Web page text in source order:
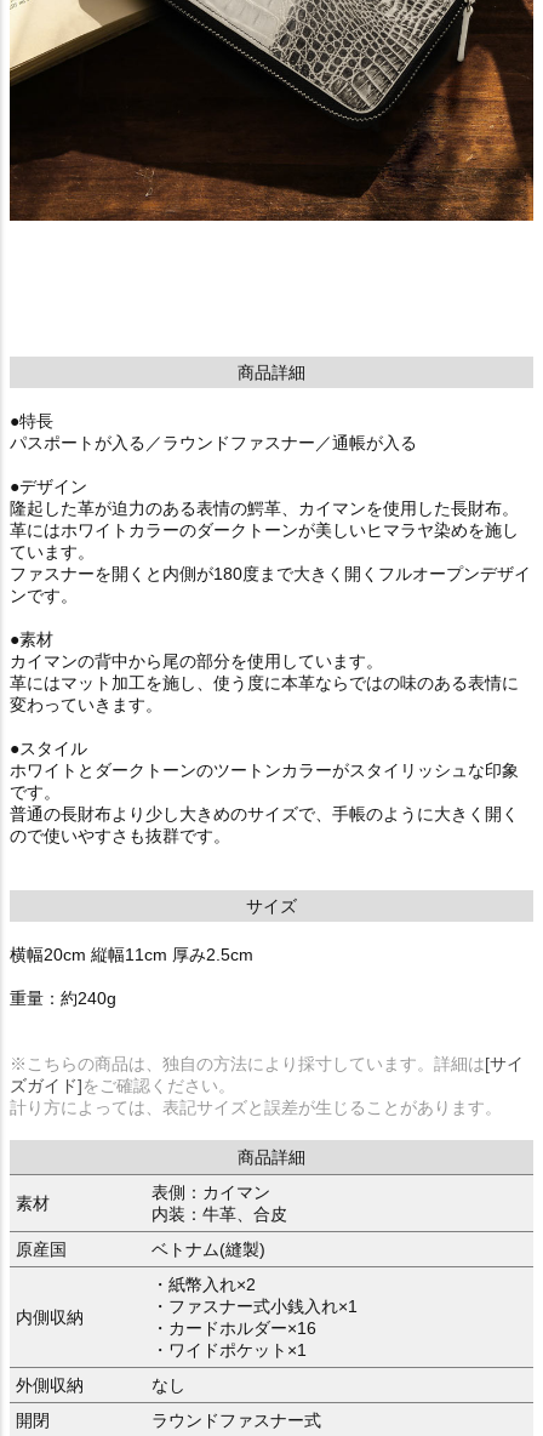
商品詳細
●特長
パスポートが入る／ラウンドファスナー／通帳が入る
●デザイン
隆起した革が迫力のある表情の鰐革、カイマンを使用した長財布。
革にはホワイトカラーのダークトーンが美しいヒマラヤ染めを施し
ています。
ファスナーを開くと内側が180度まで大きく開くフルオープンデザイ
ンです。
●素材
カイマンの背中から尾の部分を使用しています。
革にはマット加工を施し、使う度に本革ならではの味のある表情に
変わっていきます。
●スタイル
ホワイトとダークトーンのツートンカラーがスタイリッシュな印象
です。
普通の長財布より少し大きめのサイズで、手帳のように大きく開く
ので使いやすさも抜群です。
サイズ
横幅20cm 縦幅11cm 厚み2.5cm
重量：約240g
※こちらの商品は、独自の方法により採寸しています。詳細は[サイ
ズガイド]をご確認ください。
計り方によっては、表記サイズと誤差が生じることがあります。
商品詳細
素材
表側：カイマン
内装：牛革、合皮
原産国
ベトナム(縫製)
内側収納
・紙幣入れ×2
・ファスナー式小銭入れ×1
・カードホルダー×16
・ワイドポケット×1
外側収納
なし
開閉
ラウンドファスナー式